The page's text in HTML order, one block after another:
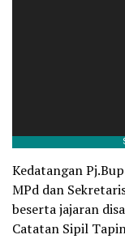
Kedatangan
MPd dan
beserta jajaran
Catatan Sipil